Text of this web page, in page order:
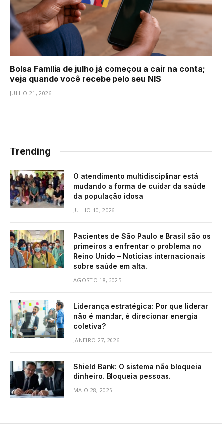
Bolsa Família de julho já começou a cair na conta;
veja quando você recebe pelo seu NIS
JULHO 21, 2026
Trending
O atendimento multidisciplinar está
mudando a forma de cuidar da saúde
da população idosa
JULHO 10, 2026
Pacientes de São Paulo e Brasil são os
primeiros a enfrentar o problema no
Reino Unido – Notícias internacionais
sobre saúde em alta.
AGOSTO 18, 2025
Liderança estratégica: Por que liderar
não é mandar, é direcionar energia
coletiva?
JANEIRO 27, 2026
Shield Bank: O sistema não bloqueia
dinheiro. Bloqueia pessoas.
MAIO 28, 2025